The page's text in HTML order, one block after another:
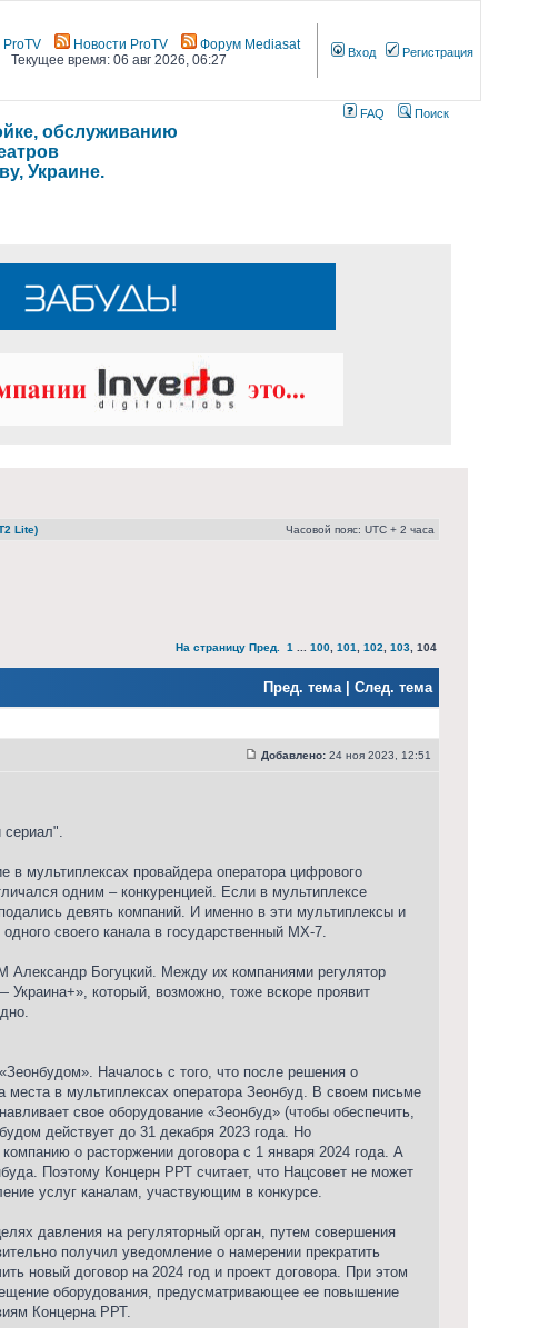
Новости ProTV
Форум Mediasat
Текущее время: 06 авг 2026, 06:27
Вход Регистрация
FAQ Поиск
обслуживанию
Украине.
Lite) Часовой пояс: UTC + 2 часа
На страницу Пред. 1 100 101 102 103 104
Пред. тема| След. тема
Добавлено: 24 ноя 2023, 12:51
мультиплексах провайдера оператора цифрового
одним – конкуренцией. Если в мультиплексе
девять компаний. И именно в эти мультиплексы и
своего канала в государственный МХ-7.
Александр Богуцкий. Между их компаниями регулятор
который, возможно, тоже вскоре проявит
Началось с того, что после решения о
места в мультиплексах оператора Зеонбуд. В своем письме
свое оборудование «Зеонбуд» (чтобы обеспечить,
действует до 31 декабря 2023 года. Но
о расторжении договора с 1 января 2024 года. А
Поэтому Концерн РРТ считает, что Нацсовет не может
услуг каналам, участвующим в конкурсе.
давления на регуляторный орган, путем совершения
получил уведомление о намерении прекратить
новый договор на 2024 год и проект договора. При этом
оборудования, предусматривающее ее повышение
Концерна РРТ.